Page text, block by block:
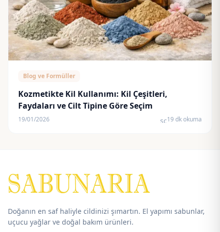
Blog ve Formüller
Kozmetikte Kil Kullanımı: Kil Çeşitleri,
Faydaları ve Cilt Tipine Göre Seçim
19/01/2026 schedule
19 dk okuma
Doğanın en saf haliyle cildinizi şımartın. El yapımı sabunlar,
uçucu yağlar ve doğal bakım ürünleri.